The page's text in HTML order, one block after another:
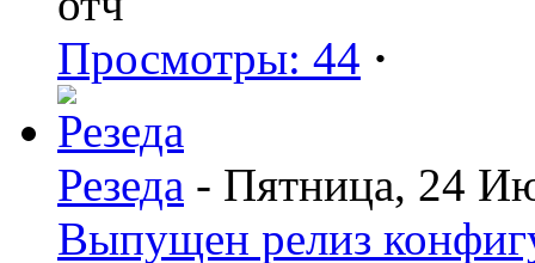
Просмотры: 44 ·
Резеда - Пятница, 24
Выпущен релиз